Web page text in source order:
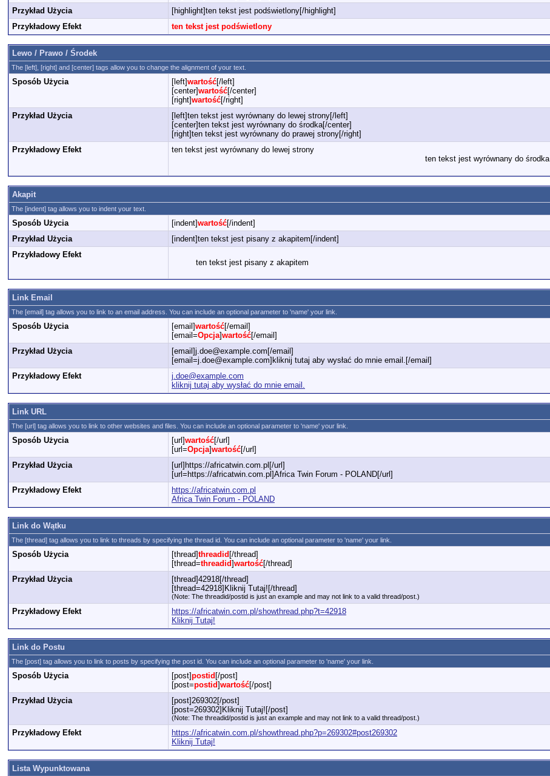
Przykład Użycia
[highlight]ten tekst jest podświetlony[/highlight]
Przykładowy Efekt
ten tekst jest podświetlony
Lewo / Prawo / Środek
The [left], [right] and [center] tags allow you to change the alignment of your text.
Sposób Użycia [left]wartość[/left]
[center]wartość[/center]
[right]wartość[/right]
Przykład Użycia
[left]ten tekst jest wyrównany do lewej strony[/left]
[center]ten tekst jest wyrównany do środka[/center]
[right]ten tekst jest wyrównany do prawej strony[/right]
Przykładowy Efekt
ten tekst jest wyrównany do lewej strony
ten tekst jest wyrównany do środka
Akapit
The [indent] tag allows you to indent your text.
Sposób Użycia [indent]wartość[/indent]
Przykład Użycia
[indent]ten tekst jest pisany z akapitem[/indent]
Przykładowy Efekt
ten tekst jest pisany z akapitem
Link Email
The [email] tag allows you to link to an email address. You can include an optional parameter to 'name' your link.
Sposób Użycia [email]wartość[/email]
[email=Opcja]wartość[/email]
Przykład Użycia
[email]j.doe@example.com[/email]
[email=j.doe@example.com]kliknij tutaj aby wysłać do mnie email.[/email]
Przykładowy Efekt
j.doe@example.com
kliknij tutaj aby wysłać do mnie email.
Link URL
The [url] tag allows you to link to other websites and files. You can include an optional parameter to 'name' your link.
Sposób Użycia [url]wartość[/url]
[url=Opcja]wartość[/url]
Przykład Użycia
[url]https://africatwin.com.pl[/url]
[url=https://africatwin.com.pl]Africa Twin Forum - POLAND[/url]
Przykładowy Efekt
https://africatwin.com.pl
Africa Twin Forum - POLAND
Link do Wątku
The [thread] tag allows you to link to threads by specifying the thread id. You can include an optional parameter to 'name' your link.
Sposób Użycia [thread]threadid [/thread]
[thread=threadid]wartość[/thread]
Przykład Użycia
[thread]42918[/thread]
[thread=42918]Kliknij Tutaj![/thread]
(Note: The threadid/postid is just an example and may not link to a valid thread/post.)
Przykładowy Efekt
https://africatwin.com.pl/showthread.php?t=42918
Kliknij Tutaj!
Link do Postu
The [post] tag allows you to link to posts by specifying the post id. You can include an optional parameter to 'name' your link.
Sposób Użycia [post]postid [/post]
[post=postid]wartość[/post]
Przykład Użycia
[post]269302[/post]
[post=269302]Kliknij Tutaj![/post]
(Note: The threadid/postid is just an example and may not link to a valid thread/post.)
Przykładowy Efekt
https://africatwin.com.pl/showthread.php?p=269302#post269302
Kliknij Tutaj!
Lista Wypunktowana